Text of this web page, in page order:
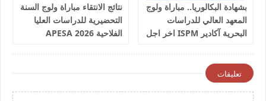
بشهادة البكالوريا.. مباراة ولوج
المعهد العالي للدراسات
البحرية آكادير ISPM اخر اجل
نتائج الانتقاء مباراة ولوج السنة
التحضيرية للدراسات العليا
الفلاحية 2026 APESA
تعليقات